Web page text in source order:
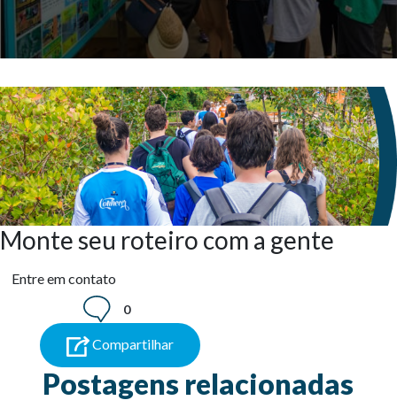
Monte seu roteiro com a gente
Entre em contato
0
Compartilhar
Postagens relacionadas